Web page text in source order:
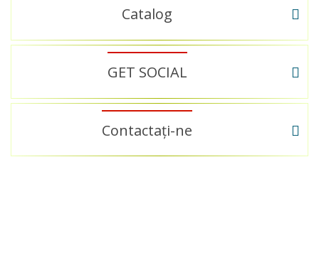
Catalog
GET SOCIAL
Contactați-ne